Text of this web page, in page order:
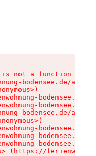
not a function
bodensee.de/
bodensee.de/
bodensee.de/
bodensee.de/
bodensee.de/
bodensee.de/
bodensee.de/
(https://